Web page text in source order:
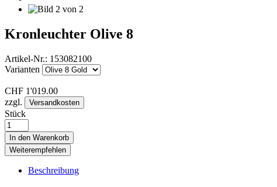
Kronleuchter Olive 8
Artikel-Nr.: 153082100
Varianten
CHF 1'019.00
zzgl.
Versandkosten
Stück
In den Warenkorb
Weiterempfehlen
Beschreibung